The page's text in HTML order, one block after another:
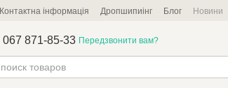
Контактна інформація Дропшипиінг Блог Новини
067 871-85-33 Передзвонити вам?